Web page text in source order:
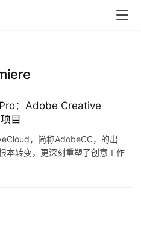
：Adobe Creative
目
，简称AdobeCC，的出
本转变，更深刻重塑了创意工作
生态系统，正成为跨媒体项目从